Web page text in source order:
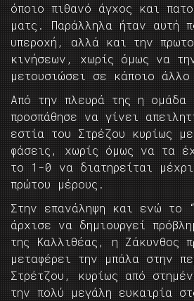
όποιο πιθανό άγχος και
ματς. Παράλληλα ήταν αυτή
υπεροχή, αλλά και την
κινήσεων, χωρίς όμως να
μετουσιώσει σε κάποιο
Από την πλευρά της η ομάδα
προσπάθησε να γίνει
εστία του Στρέζου κυρίως
φάσεις, χωρίς όμως να τα
το 1-0 να διατηρείται
πρώτου μέρους.
Στην επανάληψη και ενώ το
άρχισε να δημιουργεί
της Καλλιθέας, η Ζάκυνθος
μεταφέρει την μπάλα στην
Στρέτζου, κυρίως από
την πολύ μεγάλη ευκαιρία